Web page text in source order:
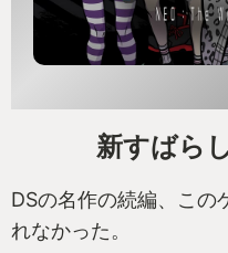
新すばら
DSの名作の続編、この
れなかった。